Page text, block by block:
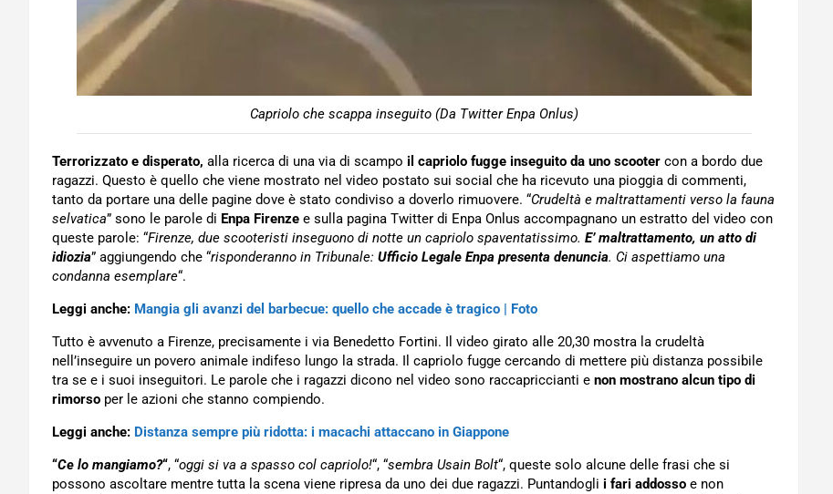
Capriolo che scappa inseguito (Da Twitter Enpa Onlus)
Terrorizzato e disperato, alla ricerca di una via di scampo il capriolo fugge inseguito da uno scooter con a bordo due
ragazzi. Questo è quello che viene mostrato nel video postato sui social che ha ricevuto una pioggia di commenti,
tanto da portare una delle pagine dove è stato condiviso a doverlo rimuovere. “Crudeltà e maltrattamenti verso la fauna
selvatica” sono le parole di Enpa Firenze e sulla pagina Twitter di Enpa Onlus accompagnano un estratto del video con
queste parole: “Firenze, due scooteristi inseguono di notte un capriolo spaventatissimo. E’ maltrattamento, un atto di
idiozia” aggiungendo che “risponderanno in Tribunale: Ufficio Legale Enpa presenta denuncia. Ci aspettiamo una
condanna esemplare“.
Leggi anche: Mangia gli avanzi del barbecue: quello che accade è tragico | Foto
Tutto è avvenuto a Firenze, precisamente i via Benedetto Fortini. Il video girato alle 20,30 mostra la crudeltà
nell’inseguire un povero animale indifeso lungo la strada. Il capriolo fugge cercando di mettere più distanza possibile
tra se e i suoi inseguitori. Le parole che i ragazzi dicono nel video sono raccapriccianti e non mostrano alcun tipo di
rimorso per le azioni che stanno compiendo.
Leggi anche: Distanza sempre più ridotta: i macachi attaccano in Giappone
“Ce lo mangiamo?“, “oggi si va a spasso col capriolo!“, “sembra Usain Bolt“, queste solo alcune delle frasi che si
possono ascoltare mentre tutta la scena viene ripresa da uno dei due ragazzi. Puntandogli i fari addosso e non